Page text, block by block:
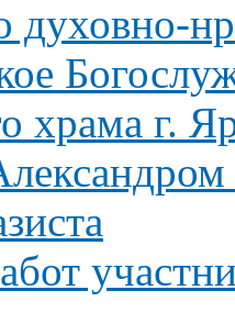
духовно-
храма г.